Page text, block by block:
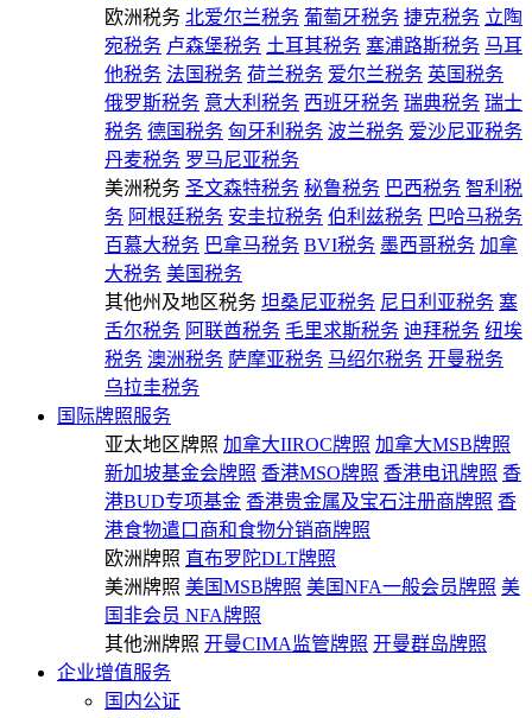
欧洲税务 北爱尔兰税务 葡萄牙税务 捷克税务 立陶
宛税务 卢森堡税务 土耳其税务 塞浦路斯税务 马耳
他税务 法国税务 荷兰税务 爱尔兰税务 英国税务
俄罗斯税务 意大利税务 西班牙税务 瑞典税务 瑞士
税务 德国税务 匈牙利税务 波兰税务 爱沙尼亚税务
丹麦税务 罗马尼亚税务
美洲税务 圣文森特税务 秘鲁税务 巴西税务 智利税
务 阿根廷税务 安圭拉税务 伯利兹税务 巴哈马税务
百慕大税务 巴拿马税务 BVI税务 墨西哥税务 加拿
大税务 美国税务
其他州及地区税务 坦桑尼亚税务 尼日利亚税务 塞
舌尔税务 阿联酋税务 毛里求斯税务 迪拜税务 纽埃
税务 澳洲税务 萨摩亚税务 马绍尔税务 开曼税务
乌拉圭税务
国际牌照服务
亚太地区牌照 加拿大IIROC牌照 加拿大MSB牌照
新加坡基金会牌照 香港MSO牌照 香港电讯牌照 香
港BUD专项基金 香港贵金属及宝石注册商牌照 香
港食物遣口商和食物分销商牌照
欧洲牌照 直布罗陀DLT牌照
美洲牌照 美国MSB牌照 美国NFA一般会员牌照 美
国非会员 NFA牌照
其他洲牌照 开曼CIMA监管牌照 开曼群岛牌照
企业增值服务
国内公证